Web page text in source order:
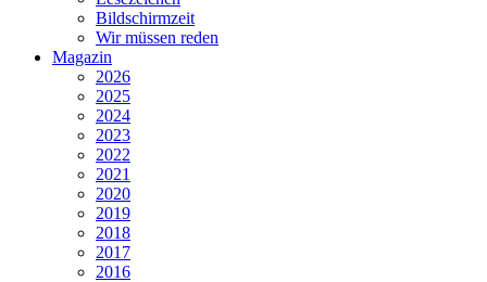
Bildschirmzeit
Wir müssen reden
Magazin
2026
2025
2024
2023
2022
2021
2020
2019
2018
2017
2016